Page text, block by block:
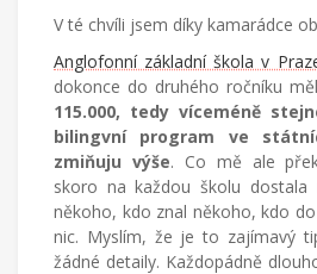
V té chvíli jsem díky kamarádce
Anglofonní základní škola v
dokonce do druhého ročníku
115.000, tedy víceméně
bilingvní program ve
zmiňuju výše. Co mě ale
skoro na každou školu dostala
někoho, kdo znal někoho, kdo
nic. Myslím, že je to zajímavý
žádné detaily. Každopádně